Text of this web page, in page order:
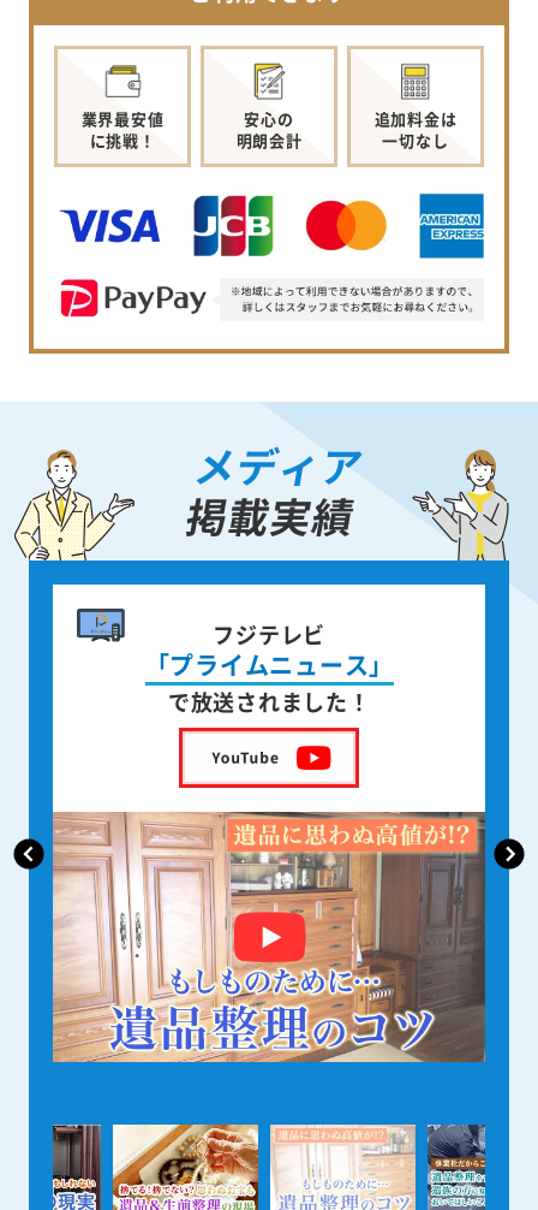
業界最安値
に挑戦！
安心の
明朗会計
追加料金は
一切なし
メディア
掲載実績
書籍出版
身近な人が
亡くなった後の遺品整理
を出版しました！